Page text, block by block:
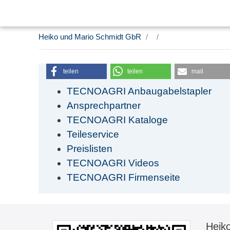
Heiko und Mario Schmidt GbR
teilen teilen mail
TECNOAGRI Anbaugabelstapler
Ansprechpartner
TECNOAGRI Kataloge
Teileservice
Preislisten
TECNOAGRI Videos
TECNOAGRI Firmenseite